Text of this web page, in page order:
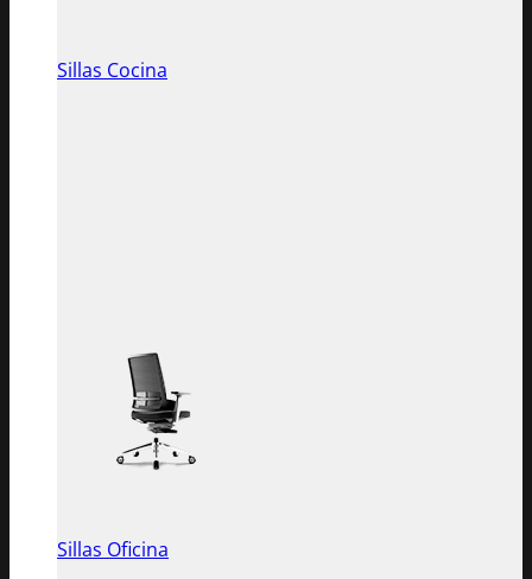
Sillas Cocina
Sillas Oficina